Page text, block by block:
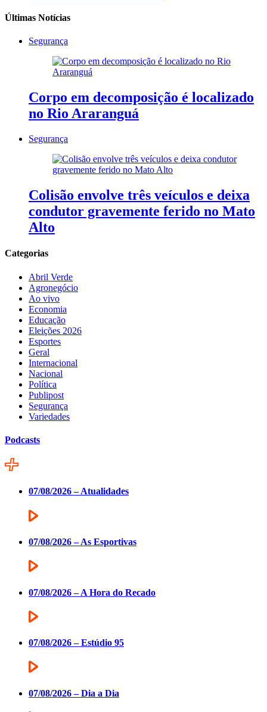
Últimas Notícias
Segurança
Corpo em decomposição é localizado
no Rio Araranguá
Segurança
Colisão envolve três veículos e deixa
condutor gravemente ferido no Mato
Alto
Categorias
Abril Verde
Agronegócio
Ao vivo
Economia
Educação
Eleições 2026
Esportes
Geral
Internacional
Nacional
Política
Publipost
Segurança
Variedades
Podcasts
07/08/2026 – Atualidades
07/08/2026 – As Esportivas
07/08/2026 – A Hora do Recado
07/08/2026 – Estúdio 95
07/08/2026 – Dia a Dia